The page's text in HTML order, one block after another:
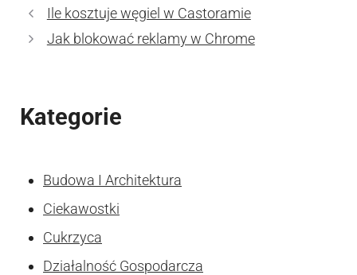
Ile kosztuje węgiel w Castoramie
Jak blokować reklamy w Chrome
Kategorie
Budowa I Architektura
Ciekawostki
Cukrzyca
Działalność Gospodarcza